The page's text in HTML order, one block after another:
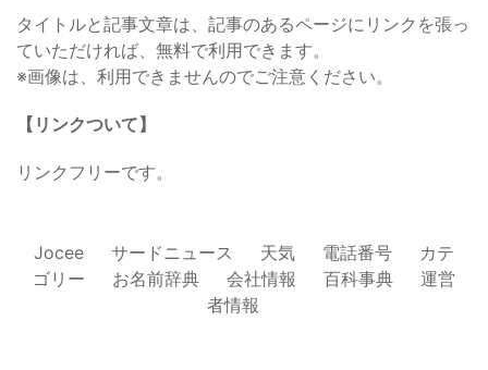
タイトルと記事文章は、記事のあるページにリンクを張っ
ていただければ、無料で利用できます。
※画像は、利用できませんのでご注意ください。
【リンクついて】
リンクフリーです。
Jocee サードニュース 天気 電話番号
カテ
ゴリー
お名前辞典 会社情報 百科事典
運営
者情報